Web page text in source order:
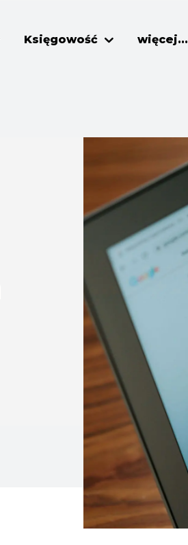
Księgowość więcej...